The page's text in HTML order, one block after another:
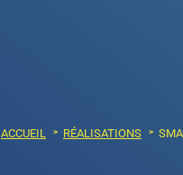
ACCUEIL RÉALISATIONS